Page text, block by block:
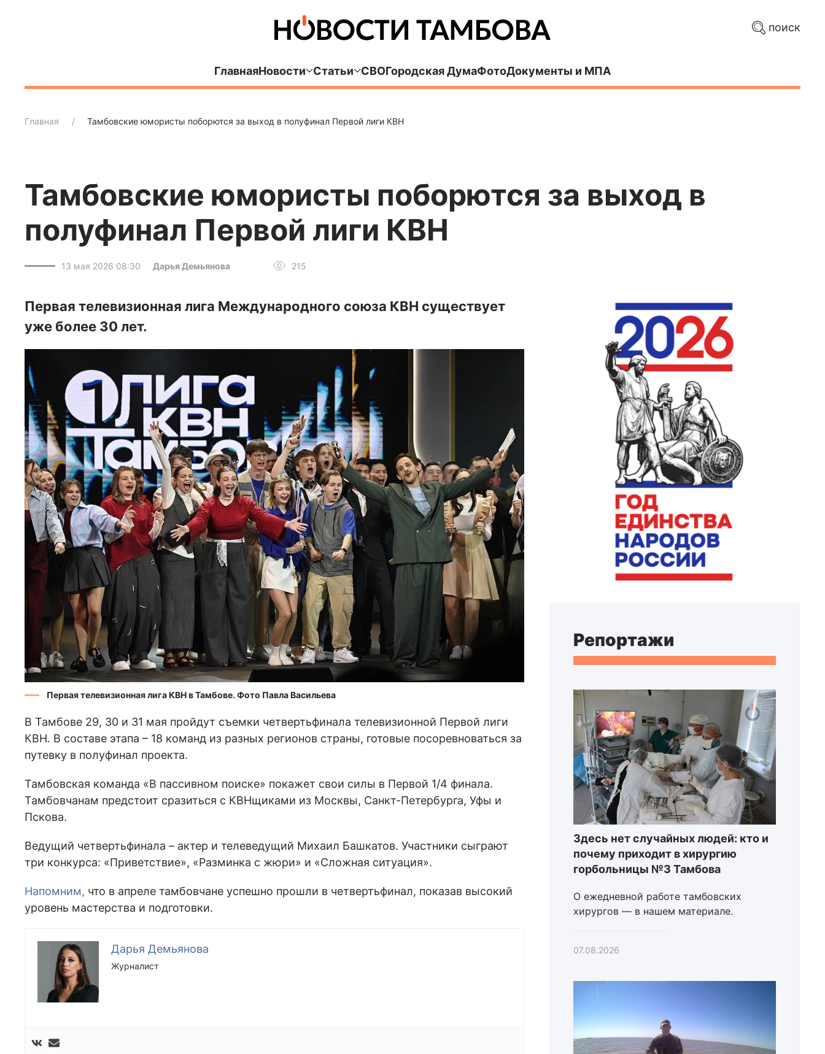
поиск
ГлавнаяНовости Статьи СВОГородская ДумаФотоДокументы и МПА
Главная Тамбовские юмористы поборются за выход в полуфинал Первой лиги КВН
Тамбовские юмористы поборются за выход в
полуфинал Первой лиги КВН
13 мая 2026 08:30 Дарья Демьянова 215
Первая телевизионная лига Международного союза КВН существует
уже более 30 лет.
Первая телевизионная лига КВН в Тамбове. Фото Павла Васильева
В Тамбове 29, 30 и 31 мая пройдут съемки четвертьфинала телевизионной Первой лиги
КВН. В составе этапа – 18 команд из разных регионов страны, готовые посоревноваться за
путевку в полуфинал проекта.
Тамбовская команда «В пассивном поиске» покажет свои силы в Первой 1/4 финала.
Тамбовчанам предстоит сразиться с КВНщиками из Москвы, Санкт-Петербурга, Уфы и
Пскова.
Ведущий четвертьфинала – актер и телеведущий Михаил Башкатов. Участники сыграют
три конкурса: «Приветствие», «Разминка с жюри» и «Сложная ситуация».
Напомним, что в апреле тамбовчане успешно прошли в четвертьфинал, показав высокий
уровень мастерства и подготовки.
Дарья Демьянова
Журналист
Репортажи
Здесь нет случайных людей: кто и
почему приходит в хирургию
горбольницы №3 Тамбова
О ежедневной работе тамбовских
хирургов — в нашем материале.
07.08.2026